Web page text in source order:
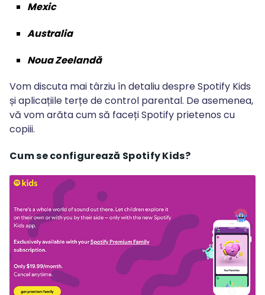
Mexic
Australia
Noua Zeelandă
Vom discuta mai târziu în detaliu despre Spotify Kids
și aplicațiile terțe de control parental. De asemenea,
vă vom arăta cum să faceți Spotify prietenos cu
copiii.
Cum se configurează Spotify Kids?